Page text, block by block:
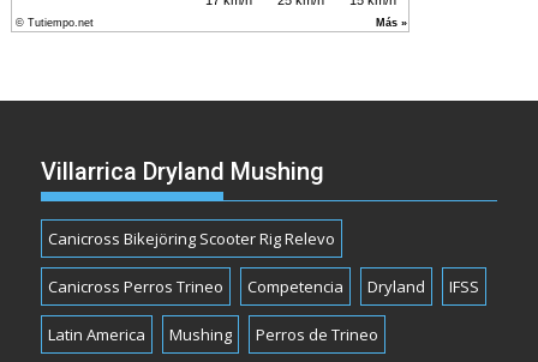
Villarrica Dryland Mushing
Canicross Bikejöring Scooter Rig Relevo
Canicross Perros Trineo Competencia Dryland IFSS
Latin America Mushing Perros de Trineo